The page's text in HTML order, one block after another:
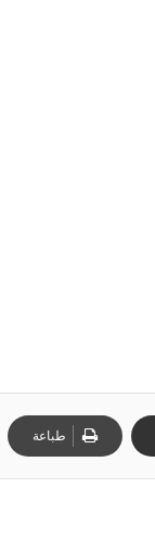
طباعة